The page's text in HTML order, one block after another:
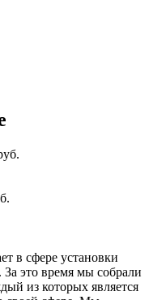
в сфере установки
это время мы собрали
из которых является